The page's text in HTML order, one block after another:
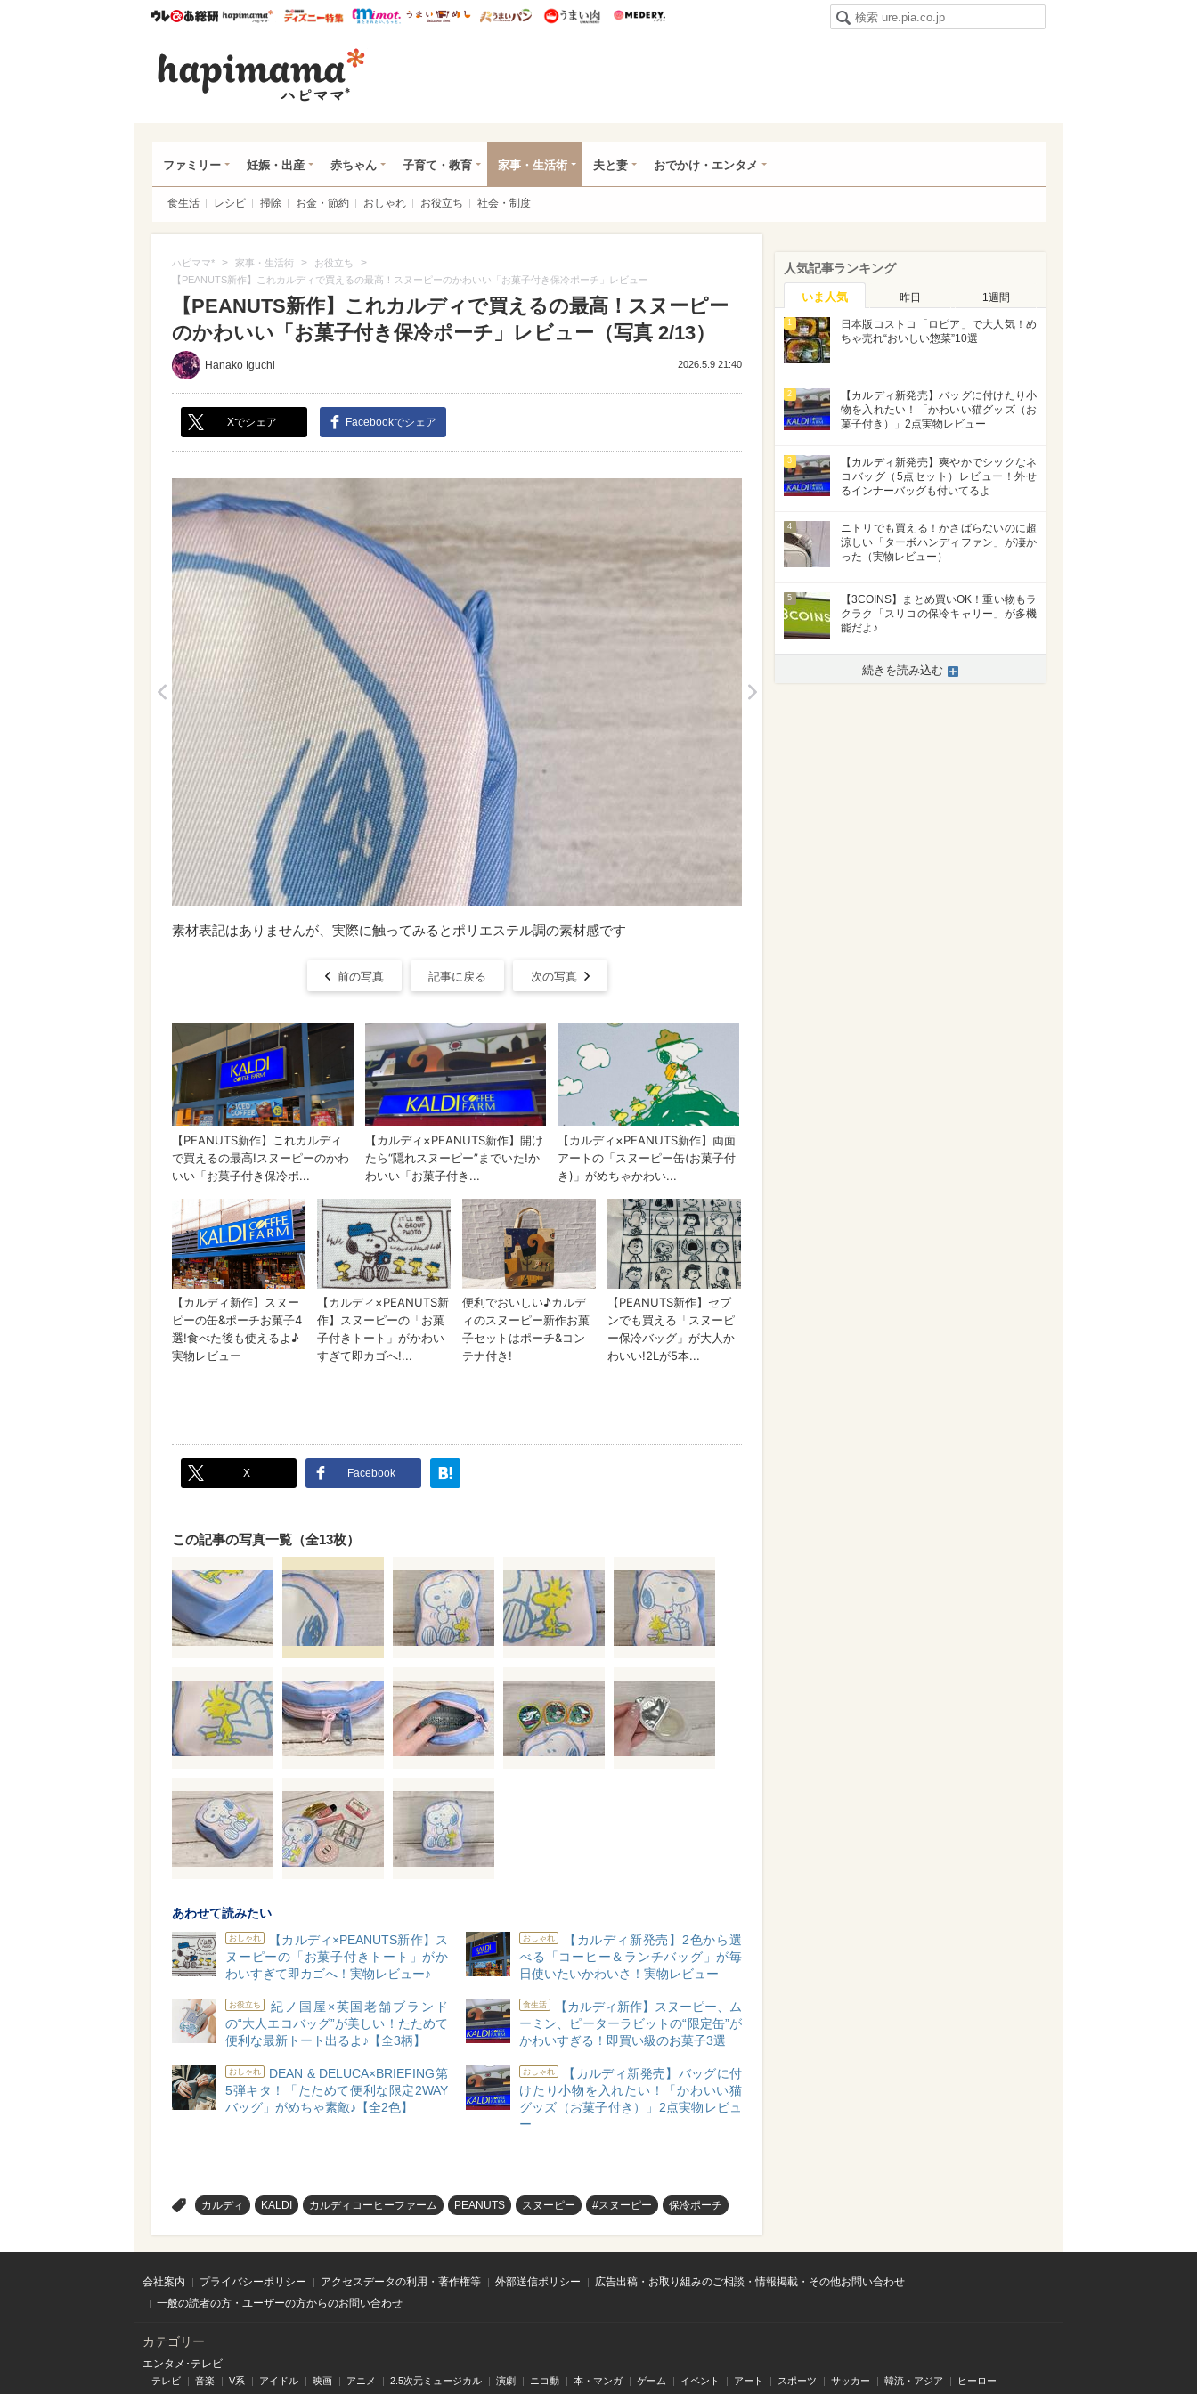
ウレぴあ総研ハピママ* ウレぴあ総研 ディズニー特集
mimot. うまいめし うまいパン うまい肉
ファミリー 妊娠・出産 赤ちゃん 子育て・教育 家事・生活術 夫と妻 おでかけ・エンタメ
食生活 レシピ 掃除 お金・節約 おしゃれ お役立ち 社会・制度
ハピママ* > 家事・生活術 > お役立ち >
【PEANUTS新作】これカルディで買えるの最高！スヌーピーのかわいい「お菓子付き保冷ポーチ」レビュー
【PEANUTS新作】これカルディで買えるの最高！スヌーピー
のかわいい「お菓子付き保冷ポーチ」レビュー（写真 2/13）
Hanako Iguchi 2026.5.9 21:40
Xでシェア Facebookでシェア
素材表記はありませんが、実際に触ってみるとポリエステル調の素材感です
前の写真 記事に戻る 次の写真
X Facebook
この記事の写真一覧（全13枚）
あわせて読みたい
おしゃれ
【カルディ×PEANUTS新作】ス
ヌーピーの「お菓子付きトート」がか
わいすぎて即カゴへ！実物レビュー♪
おしゃれ
【カルディ新発売】2色から選
べる「コーヒー＆ランチバッグ」が毎
日使いたいかわいさ！実物レビュー
お役立ち
紀ノ国屋×英国老舗ブランド
の“大人エコバッグ”が美しい！たためて
便利な最新トート出るよ♪【全3柄】
食生活
【カルディ新作】スヌーピー、ム
ーミン、ピーターラビットの“限定缶”が
かわいすぎる！即買い級のお菓子3選
おしゃれ
DEAN & DELUCA×BRIEFING第
5弾キタ！「たためて便利な限定2WAY
バッグ」がめちゃ素敵♪【全2色】
おしゃれ
【カルディ新発売】バッグに付
けたり小物を入れたい！「かわいい猫
グッズ（お菓子付き）」2点実物レビュ
ー
カルディ KALDI カルディコーヒーファーム PEANUTS スヌーピー #スヌーピー 保冷ポーチ
人気記事ランキング
いま人気 昨日 1週間
1
日本版コストコ「ロピア」で大人気！め
ちゃ売れ“おいしい惣菜”10選
2
【カルディ新発売】バッグに付けたり小
物を入れたい！「かわいい猫グッズ（お
菓子付き）」2点実物レビュー
3
【カルディ新発売】爽やかでシックなネ
コバッグ（5点セット）レビュー！外せ
るインナーバッグも付いてるよ
4
ニトリでも買える！かさばらないのに超
涼しい「ターボハンディファン」が凄か
った（実物レビュー）
5
【3COINS】まとめ買いOK！重い物もラ
クラク「スリコの保冷キャリー」が多機
能だよ♪
続きを読み込む
会社案内 プライバシーポリシー アクセスデータの利用・著作権等 外部送信ポリシー
広告出稿・お取り組みのご相談・情報掲載・その他お問い合わせ
一般の読者の方・ユーザーの方からのお問い合わせ
カテゴリー
エンタメ･テレビ
テレビ 音楽 V系 アイドル 映画 アニメ 2.5次元ミュージカル 演劇 ニコ動 本・マンガ ゲーム イベント アート スポーツ サッカー 韓流・アジア ヒーロー